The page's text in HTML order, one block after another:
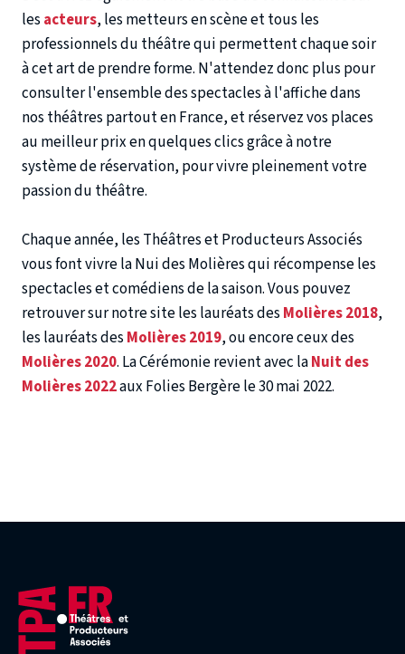
les acteurs, les metteurs en scène et tous les
professionnels du théâtre qui permettent chaque soir
à cet art de prendre forme. N'attendez donc plus pour
consulter l'ensemble des spectacles à l'affiche dans
nos théâtres partout en France, et réservez vos places
au meilleur prix en quelques clics grâce à notre
système de réservation, pour vivre pleinement votre
passion du théâtre.
Chaque année, les Théâtres et Producteurs Associés
vous font vivre la Nui des Molières qui récompense les
spectacles et comédiens de la saison. Vous pouvez
retrouver sur notre site les lauréats des Molières 2018,
les lauréats des Molières 2019, ou encore ceux des
Molières 2020. La Cérémonie revient avec laNuit des
Molières 2022aux Folies Bergère le 30 mai 2022.